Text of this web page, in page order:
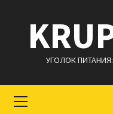
содержимому
УГОЛОК
меню